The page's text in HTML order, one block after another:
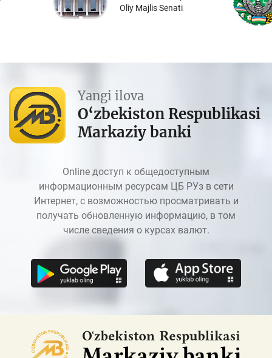
Oliy Majlis Senati
Yangi ilova
O‘zbekiston Respublikasi
Markaziy banki
Online доступ к общедоступным
информационным ресурсам ЦБ РУз в сети
Интернет, с возможностью просматривать и
получать обновленную информацию, в том
числе сведения о курсах валют.